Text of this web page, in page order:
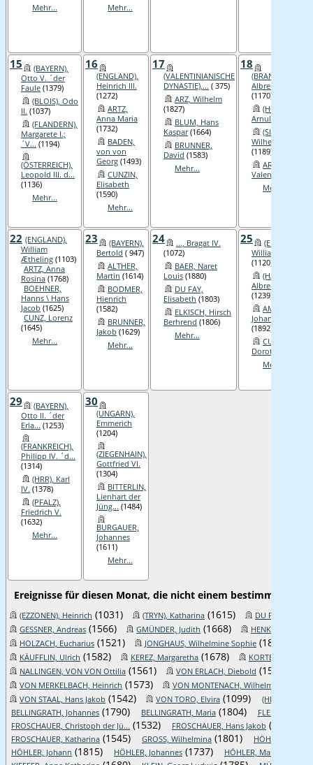
Mehr...
Mehr...
15
(BAYERN),
Otto V. ´der
Faule (1379)
(BLOIS), Odo
II. (1037)
(FLANDERN),
Margarete I.;
´V... (1194)
(ÖSTERREICH),
Leopold III. d...
(1136)
Mehr...
16
(ENGLAND),
Heinrich III.
(1272)
ARTZ,
Anna Maria
(1732)
BADEN,
von von
Georg (1493)
CUNZIN,
Elisabeth
(1590)
Mehr...
17
(VALENTINIANISCHE
DYNASTIE),... ( 375)
ARZ, Wilhelm
(1827)
BLUM, Hans
Kaspar(1664)
BRUNNER,
David (1583)
Mehr...
18
Albrecht I. ´...
(1170)
(HOLLAND),
Arnulf
(SIZILIEN),
Wilhelm II. ´der...
(1189)
ARZ, Johann
Valentin II.
Mehr...
22 (ENGLAND),
William
Ætheling (1103)
ARTZ, Anna
Rosina (1768)
BOEHNER,
Hanns \ Hans
Jacob (1625)
CUNZ, Lorenz
(1645)
Mehr...
23
(BAYERN),
Bertold ( 947)
ALTHER,
Martin (1614)
BODMER,
Hienrich
(1582)
BRUNNER,
Jakob (1629)
Mehr...
24
..., Bragat IV.
(1072)
BAER, Naret
Louis (1880)
DU FAY,
Elisabeth (1803)
ELKISCH, Hirsch
Berhrend (1806)
Mehr...
25
(ENGLAND),
William Ætheling
(1120)
(HABSBURG),
Albrecht IV.
(1239)
AMMON,
Johann Konrad
(1892)
CUNZ,
Dorothea
Mehr...
29
(BAYERN),
Otto II. ´der
Erla... (1253)
(FRANKREICH),
Philipp IV. ´d...
(1314)
(HRR), Karl
IV. (1378)
(PFALZ),
Friedrich V.
(1632)
Mehr...
30
(UNGARN),
Emmerich
(1204)
(ZIEGENHAIN),
Gottfried VI.
(1304)
BITTERLIN,
Lienhart der
Jüng... (1484)
BURGAUER,
Johannes
(1611)
Mehr...
Ereignisse für diesen Monat, die nicht einem bestimmten
(EZZONEN), Heinrich (1031) (TRYN), Katharina (1615)
DU FAY,
GESSNER, Andreas (1566) GMÜNDER, Judith (1668)
HENKING, Carl
HOLZACH, Eucharius (1521) JONGHAUS, Wilhelmine Sophie (1871)
KÄUFFLIN, Ulrich (1582) KEREZ, Margaretha (1678)
KORTE, Anna
NALLINGEN, VON VON Ottilia (1561) VON ERLACH, Diebold (1565)
VON MERKELBACH, Heinrich (1573) VON MONTENACH, Wilhelm II.
VON STAAL, Hans Jakob (1542) VON TORO, Elvira (1099)
(HRR),
BELLINGRATH, Johannes (1790) BELLINGRATH, Maria (1804)
FLENDER,
FROSCHAUER, Christoph der Jü... (1532) FROSCHAUER, Hans Jakob (1587)
FROSCHAUER, Katharina (1545) GROSS, Wilhelmina (1801)
HÖHLER,
HÖHLER, Johann (1815) HÖHLER, Johannes (1737)
HÖHLER, Maria